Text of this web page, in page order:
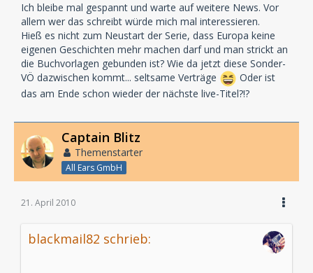
Ich bleibe mal gespannt und warte auf weitere News. Vor
allem wer das schreibt würde mich mal interessieren.
Hieß es nicht zum Neustart der Serie, dass Europa keine
eigenen Geschichten mehr machen darf und man strickt an
die Buchvorlagen gebunden ist? Wie da jetzt diese Sonder-
VÖ dazwischen kommt... seltsame Verträge
Oder ist
das am Ende schon wieder der nächste live-Titel?!?
Captain Blitz
Themenstarter
All Ears GmbH
21. April 2010
blackmail82 schrieb: